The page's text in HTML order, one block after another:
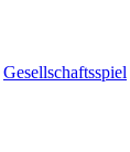
Gesellschaftsspiel